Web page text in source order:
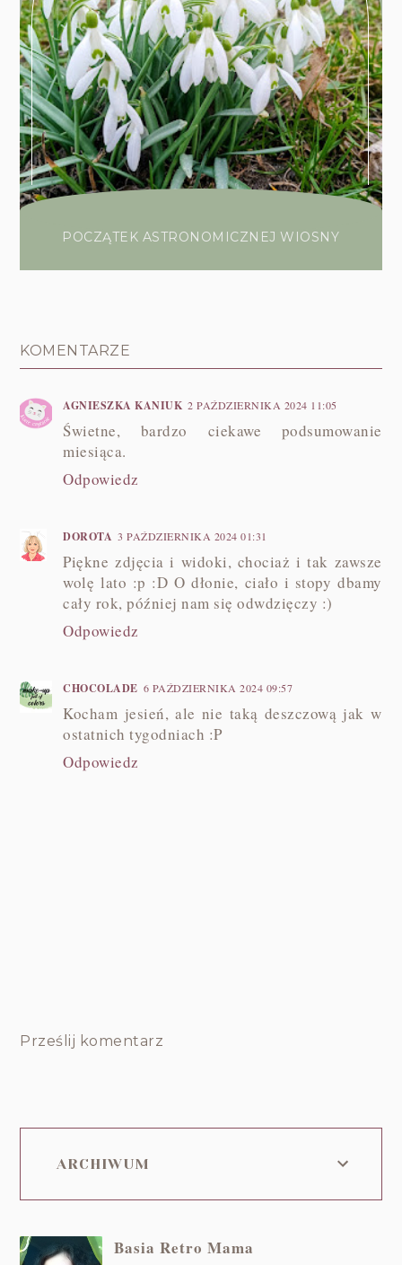
POCZĄTEK ASTRONOMICZNEJ WIOSNY
KOMENTARZE
AGNIESZKA KANIUK 2 PAŹDZIERNIKA 2024 11:05
Świetne, bardzo ciekawe podsumowanie
miesiąca.
Odpowiedz
DOROTA 3 PAŹDZIERNIKA 2024 01:31
Piękne zdjęcia i widoki, chociaż i tak zawsze
wolę lato :p :D O dłonie, ciało i stopy dbamy
cały rok, później nam się odwdzięczy :)
Odpowiedz
CHOCOLADE 6 PAŹDZIERNIKA 2024 09:57
Kocham jesień, ale nie taką deszczową jak w
ostatnich tygodniach :P
Odpowiedz
Prześlij komentarz
ARCHIWUM
Basia Retro Mama